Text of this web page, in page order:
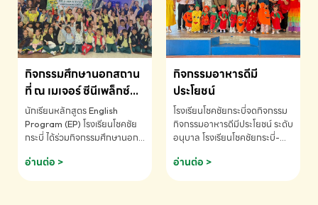
MATHEMATICS AND
MENTAL ARITHMETIC
COMPETITION 2026 - ถ้วย
รางวัลรองชนะเลิศอันดับที่ 2
Mental Arithmetic
Competition K2 - ถ้วยรางวัล
รองชนะเลิศอันดับที่ 2 Mental
K2(Grop) โรงเรียนโชคชัยกระบี่-
สอบถามข้อมูลเพิ่มเติม โทร.
075-691910
กิจกรรมศึกษานอกสถาน
ที่ ณ เมเจอร์ ซีนีเพล็กซ์
ระดับประถมศึกษา (EP.1-
6)
นักเรียนหลักสูตร English
Program (EP) โรงเรียนโชคชัย
กระบี่ ได้ร่วมกิจกรรมศึกษานอก
ชมภาพยนตร์ Toy Story 5
(Soundtrack)เพื่อเสริมทักษะ
อ่านต่อ >
กิจกรรมอาหารดีมี
ประโยชน์
โรงเรียนโชคชัยกระบี่จดกิจกรรม
กิจกรรมอาหารดีมีประโยชน์ ระดับ
อนุบาล โรงเรียนโชคชัยกระบี่-
075-691910
อ่านต่อ >